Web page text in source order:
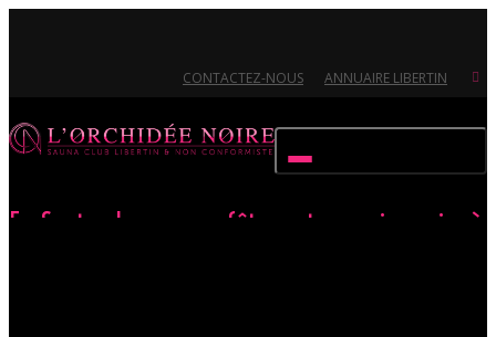
CONTACTEZ-NOUS ANNUAIRE LIBERTIN
En Septembre, venez fêter votre anniversaire à